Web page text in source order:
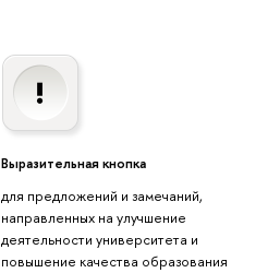
Выразительная кнопка
для предложений и замечаний,
направленных на улучшение
деятельности университета и
повышение качества образования